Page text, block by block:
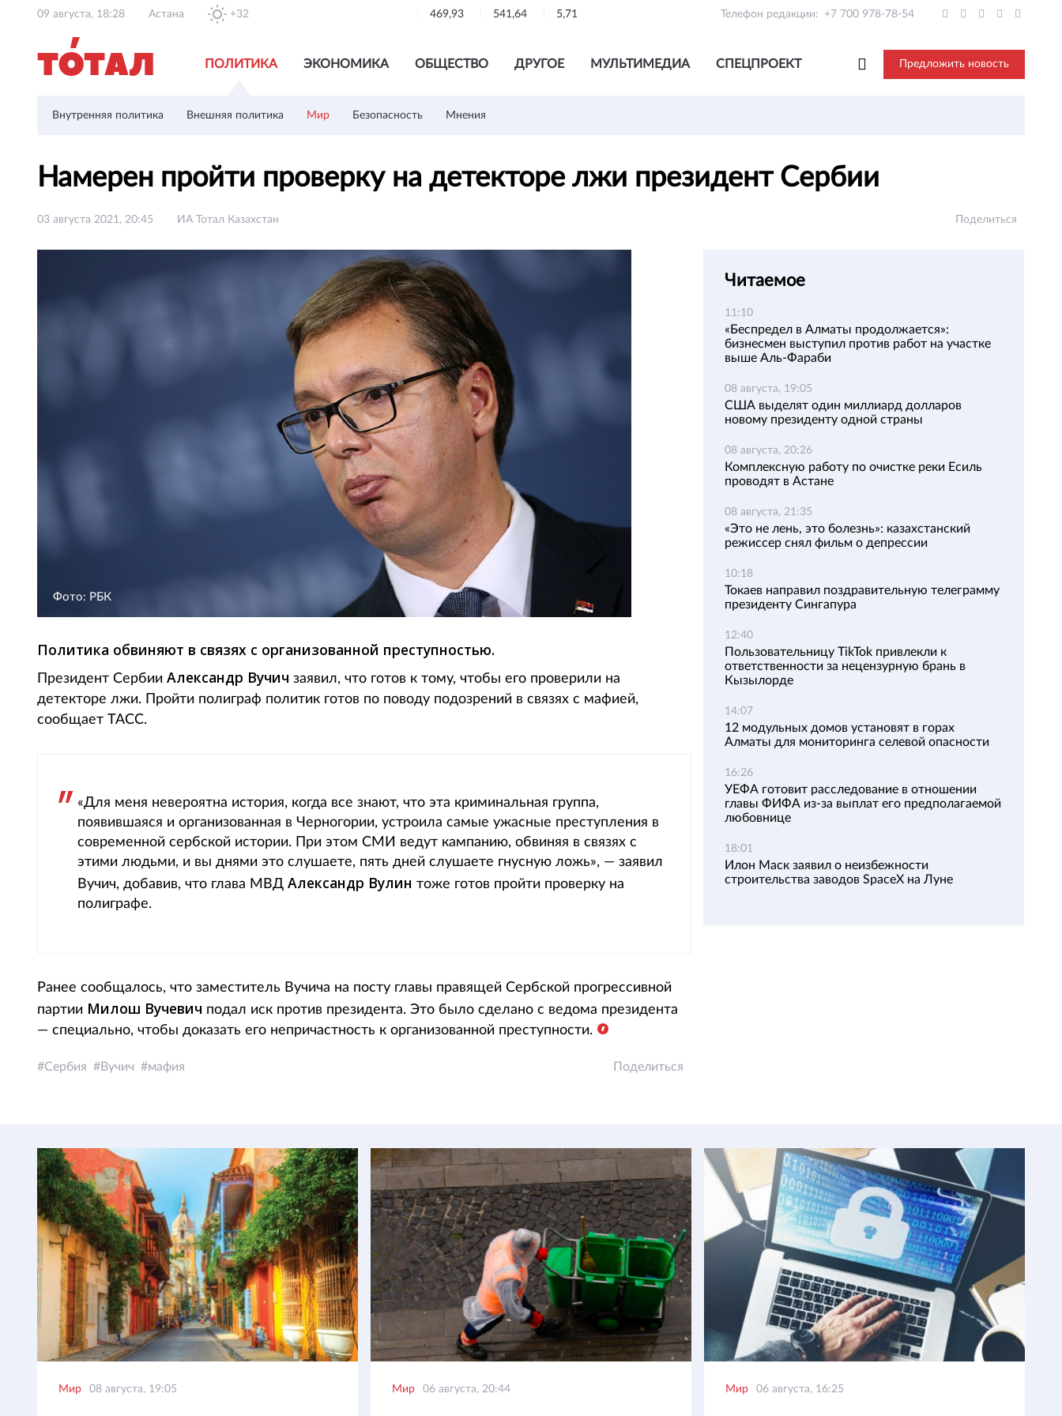
09 августа, 18:28 Астана +32 469,93 541,64 5,71 Телефон редакции: +7 700 978-78-54
ПОЛИТИКА ЭКОНОМИКА ОБЩЕСТВО ДРУГОЕ МУЛЬТИМЕДИА СПЕЦПРОЕКТ Предложить новость
Внутренняя политика Внешняя политика Мир Безопасность Мнения
Намерен пройти проверку на детекторе лжи президент Сербии
03 августа 2021, 20:45 ИА Тотал Казахстан Поделиться
Фото: РБК
Политика обвиняют в связях с организованной преступностью.
Президент Сербии Александр Вучич заявил, что готов к тому, чтобы его проверили на
детекторе лжи. Пройти полиграф политик готов по поводу подозрений в связях с мафией,
сообщает ТАСС.
«Для меня невероятна история, когда все знают, что эта криминальная группа,
появившаяся и организованная в Черногории, устроила самые ужасные преступления в
современной сербской истории. При этом СМИ ведут кампанию, обвиняя в связях с
этими людьми, и вы днями это слушаете, пять дней слушаете гнусную ложь», — заявил
Вучич, добавив, что глава МВД Александр Вулин тоже готов пройти проверку на
полиграфе.
Ранее сообщалось, что заместитель Вучича на посту главы правящей Сербской прогрессивной
партии Милош Вучевич подал иск против президента. Это было сделано с ведома президента
— специально, чтобы доказать его непричастность к организованной преступности.
Сербия Вучич мафия Поделиться
Читаемое
11:10
«Беспредел в Алматы продолжается»:
бизнесмен выступил против работ на участке
выше Аль-Фараби
08 августа, 19:05
США выделят один миллиард долларов
новому президенту одной страны
08 августа, 20:26
Комплексную работу по очистке реки Есиль
проводят в Астане
08 августа, 21:35
«Это не лень, это болезнь»: казахстанский
режиссер снял фильм о депрессии
10:18
Токаев направил поздравительную телеграмму
президенту Сингапура
12:40
Пользовательницу TikTok привлекли к
ответственности за нецензурную брань в
Кызылорде
14:07
12 модульных домов установят в горах
Алматы для мониторинга селевой опасности
16:26
УЕФА готовит расследование в отношении
главы ФИФА из-за выплат его предполагаемой
любовнице
18:01
Илон Маск заявил о неизбежности
строительства заводов SpaceX на Луне
Мир 08 августа, 19:05 Мир 06 августа, 20:44 Мир 06 августа, 16:25